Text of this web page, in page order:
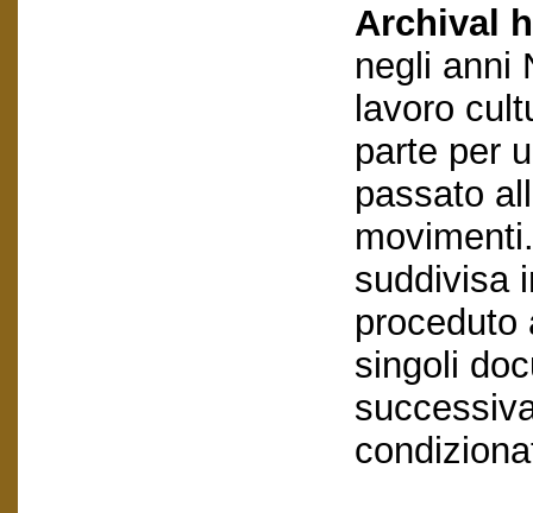
Archival
negli anni
lavoro
parte per
passato
suddivisa
proceduto
singoli